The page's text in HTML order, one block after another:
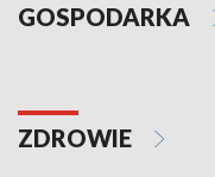
GOSPODARKA
ZDROWIE